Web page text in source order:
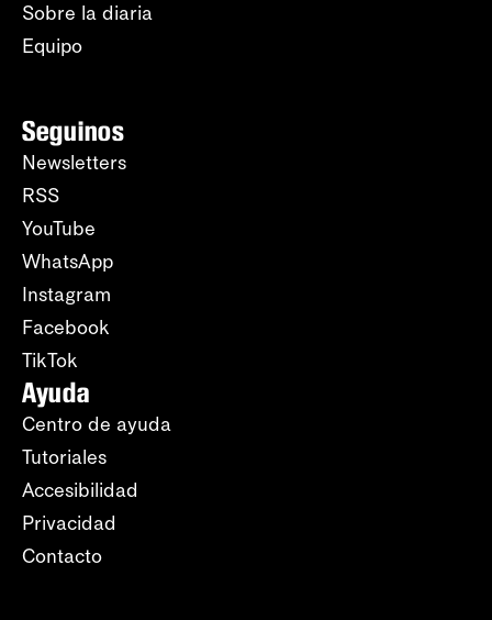
Sobre la diaria
Equipo
Seguinos
Newsletters
RSS
YouTube
WhatsApp
Instagram
Facebook
TikTok
Ayuda
Centro de ayuda
Tutoriales
Accesibilidad
Privacidad
Contacto